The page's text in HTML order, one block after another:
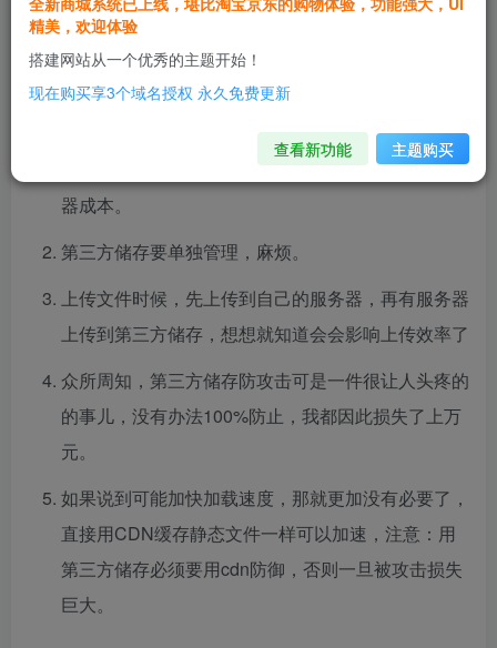
一般网站我都不建议用第三方储存！不管是你内容有
多少，都不建议，这是我多年以来的经验。
不管你内容有多少，第三方储存的成本都会高于服务
器成本。
第三方储存要单独管理，麻烦。
上传文件时候，先上传到自己的服务器，再有服务器
上传到第三方储存，想想就知道会会影响上传效率了
众所周知，第三方储存防攻击可是一件很让人头疼的
的事儿，没有办法100%防止，我都因此损失了上万
元。
如果说到可能加快加载速度，那就更加没有必要了，
直接用CDN缓存静态文件一样可以加速，注意：用
第三方储存必须要用cdn防御，否则一旦被攻击损失
巨大。
精美，欢迎体验
搭建网站从一个优秀的主题开始！
现在购买享3个域名授权 永久免费更新
查看新功能 主题购买